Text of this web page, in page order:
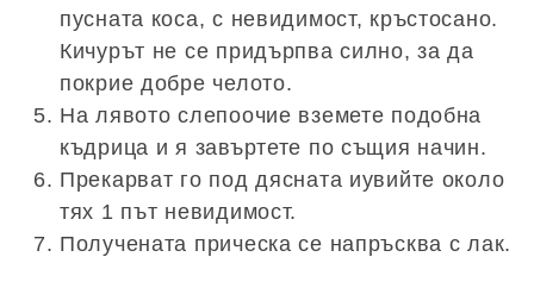
пусната коса, с невидимост, кръстосано.
Кичурът не се придърпва силно, за да
покрие добре челото.
На лявото слепоочие вземете подобна
къдрица и я завъртете по същия начин.
Прекарват го под дясната иувийте около
тях 1 път невидимост.
Получената прическа се напръсква с лак.